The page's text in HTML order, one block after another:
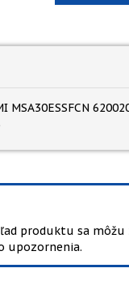
MSA30ESSFCN
produktu sa
upozornenia.